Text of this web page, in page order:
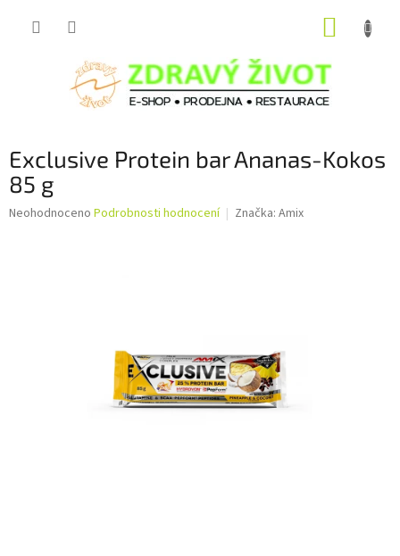
Exclusive Protein bar Ananas-Kokos
85 g
Průměrné
Neohodnoceno Podrobnosti hodnocení Značka: Amix